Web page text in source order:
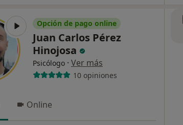
Opción de pago online
Juan Carlos Pérez
Hinojosa
Psicólogo · Ver más
10 opiniones
Online